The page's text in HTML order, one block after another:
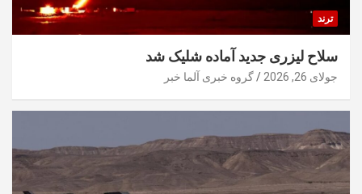
ترند
سلاح لیزری جدید آماده شلیک شد
جولای 26, 2026 گروه خبری آلما خبر